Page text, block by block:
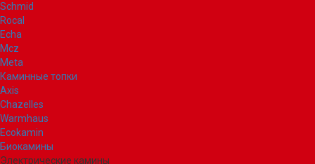
Schmid
Rocal
Echa
Mcz
Meta
Каминные топки
Axis
Chazelles
Warmhaus
Ecokamin
Биокамины
Электрические камины